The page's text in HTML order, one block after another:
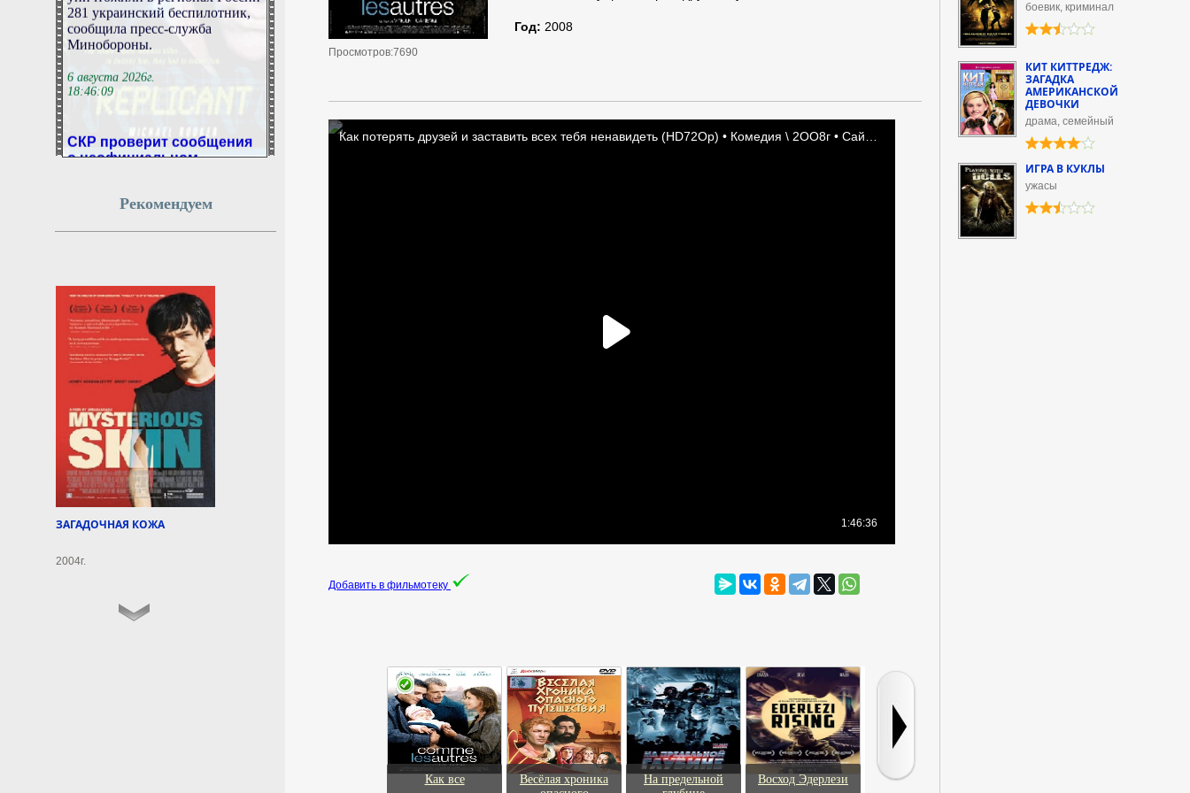
Просмотров:7690
Год: 2008
Добавить в фильмотеку
Как все
Весёлая хроника
На предельной
Восход Эдерлези
История любви
281 украинский беспилотник,
сообщила пресс-служба
Минобороны.
6 августа 2026г.
18:46:09
СКР проверит сообщения
о неофициальном
Следственное управление СКР
по Кабардино-Балкарии
которого принуждал туристов к
тяжелому физическому труду.
Доклад запросил глава
ведомства Александр
Бастрыкин.
6 августа 2026г.
18:44:11
В тверской больнице
отремонтировали
отделение гнойной
хирургии
получают около 1150
пациентов.
6 августа 2026г.
Рекомендуем
ЗАГАДОЧНАЯ КОЖА
2004г.
боевик, криминал
КИТ КИТТРЕДЖ:
ЗАГАДКА
АМЕРИКАНСКОЙ
ДЕВОЧКИ
драма, семейный
ИГРА В КУКЛЫ
ужасы